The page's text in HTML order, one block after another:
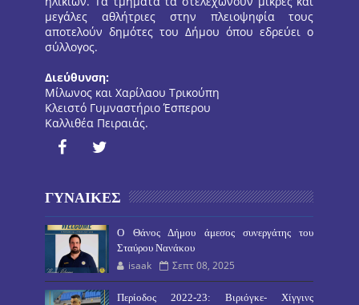
μεγάλες αθλήτριες στην πλειοψηφία τους
αποτελούν δημότες του Δήμου όπου εδρεύει ο
σύλλογος.
Διεύθυνση:
Μίλωνος και Χαρίλαου Τρικούπη
Κλειστό Γυμναστήριο Έσπερου
Καλλιθέα Πειραιάς.
ΓΥΝΑΙΚΕΣ
O Θάνος Δήμου άμεσος συνεργάτης του
Σταύρου Νανάκου
isaak Σεπτ 08, 2025
Περίοδος 2022-23: Βιριόγκε- Χίγγινς